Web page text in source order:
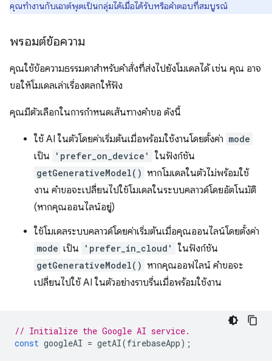
คุณทำงานกับเอาต์พุตเป็นกลุ่มได้เมื่อได้รับหรือคำตอบที่สมบูรณ์
พรอมต์ข้อความ
คุณใช้ข้อความธรรมดาสำหรับคำสั่งที่ส่งไปยังโมเดลได้ เช่น คุณ อาจ
ขอให้โมเดลเล่าเรื่องตลกให้ฟัง
คุณมีตัวเลือกในการกำหนดเส้นทางคำขอ ดังนี้
ใช้ AI ในตัวโดยค่าเริ่มต้นเมื่อพร้อมใช้งานโดยตั้งค่า mode
เป็น 'prefer_on_device' ในฟังก์ชัน
getGenerativeModel() หากโมเดลในตัวไม่พร้อมใช้
งาน คำขอจะเปลี่ยนไปใช้โมเดลในระบบคลาวด์โดยอัตโนมัติ
(หากคุณออนไลน์อยู่)
ใช้โมเดลระบบคลาวด์โดยค่าเริ่มต้นเมื่อคุณออนไลน์โดยตั้งค่า
mode เป็น 'prefer_in_cloud' ในฟังก์ชัน
getGenerativeModel() หากคุณออฟไลน์ คำขอจะ
เปลี่ยนไปใช้ AI ในตัวอย่างราบรื่นเมื่อพร้อมใช้งาน
// Initialize the Google AI service.
const googleAI = getAI(firebaseApp);